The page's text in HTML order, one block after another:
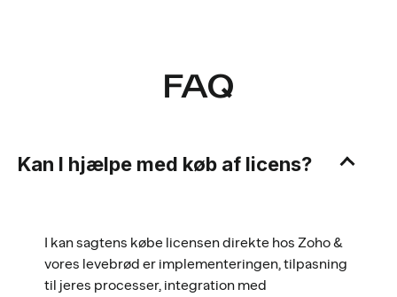
FAQ
Kan I hjælpe med køb af licens?
I kan sagtens købe licensen direkte hos Zoho &
vores levebrød er implementeringen, tilpasning
til jeres processer, integration med